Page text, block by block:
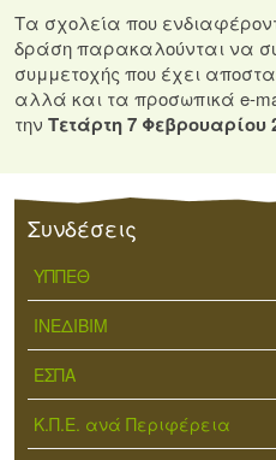
Τα σχολεία που
δράση παρακαλούνται να
συμμετοχής που έχει
αλλά και τα προσωπικά e-
την Τετάρτη 7 Φεβρουαρίου
Συνδέσεις
ΥΠΠΕΘ
ΙΝΕΔΙΒΙΜ
ΕΣΠΑ
Κ.Π.Ε. ανά Περιφέρεια